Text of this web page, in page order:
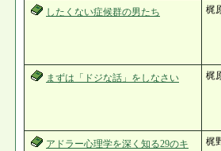
したくない症候群の男たち 梶
まずは「ドジな話」をしなさい 梶
アドラー心理学を深く知る29のキ
梶